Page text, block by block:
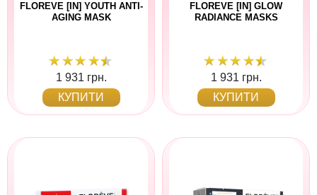
FLOREVE [IN] YOUTH ANTI-
AGING MASK
1 931 грн.
КУПИТИ
FLOREVE [IN] GLOW
RADIANCE MASKS
1 931 грн.
КУПИТИ